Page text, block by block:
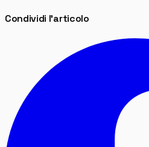
Condividi l'articolo